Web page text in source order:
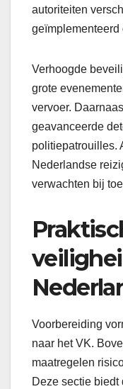
autoriteiten
geïmplementeerd
Verhoogde
grote
vervoer.
geavanceerde
politiepatrouilles.
Nederlandse
verwachten bij
Voorbereiding
naar het VK.
maatregelen
Deze sectie